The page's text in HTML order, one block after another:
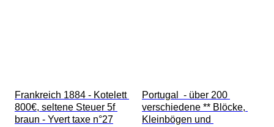
Frankreich 1884 - Kotelett
800€, seltene Steuer 5f
braun - Yvert taxe n°27
Portugal  - über 200
verschiedene ** Blöcke,
Kleinbögen und